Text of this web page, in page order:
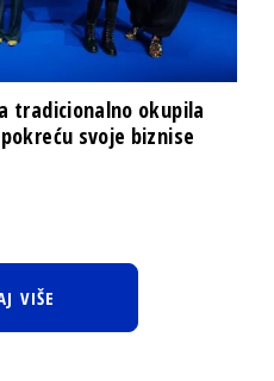
tradicionalno okupila
svoje biznise
VIŠE